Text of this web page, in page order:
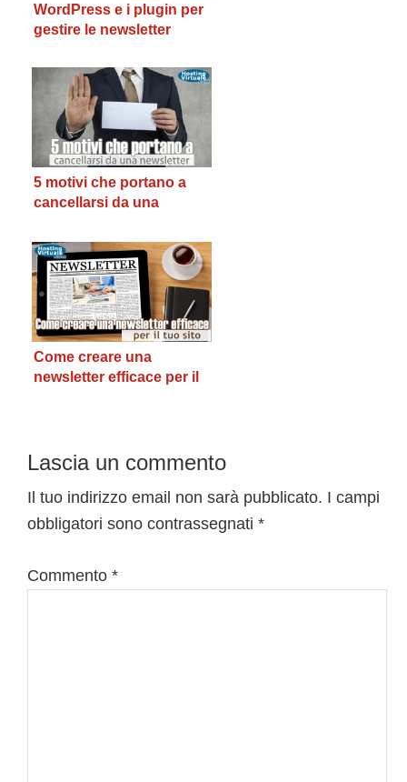
WordPress e i plugin per
gestire le newsletter
5 motivi che portano a
cancellarsi da una
Come creare una
newsletter efficace per il
Interazioni
del
lettore
Lascia un commento
Il tuo indirizzo email non sarà pubblicato. I campi
obbligatori sono contrassegnati *
Commento *